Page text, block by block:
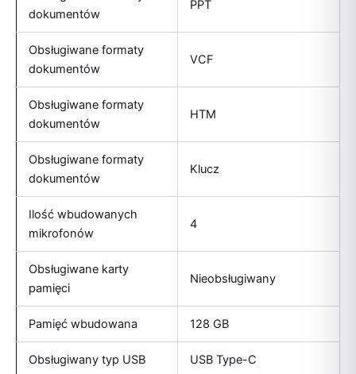
dokumentów
PPT
Obsługiwane formaty
dokumentów
VCF
Obsługiwane formaty
dokumentów
HTM
Obsługiwane formaty
dokumentów
Klucz
Ilość wbudowanych
mikrofonów
4
Obsługiwane karty
pamięci
Nieobsługiwany
Pamięć wbudowana 128 GB
Obsługiwany typ USB USB Type-C